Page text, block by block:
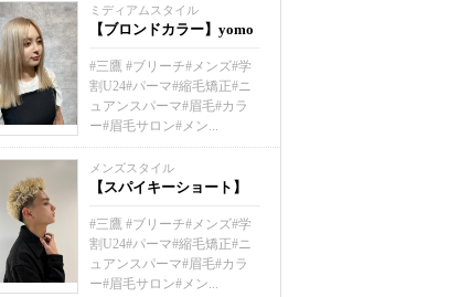
ミディアムスタイル
【ブロンドカラー】yomo
#三鷹 #ブリーチ#メンズ#学
割U24#パーマ#縮毛矯正#ニ
ュアンスパーマ#眉毛#カラ
ー#眉毛サロン#メン...
メンズスタイル
【スパイキーショート】
#三鷹 #ブリーチ#メンズ#学
割U24#パーマ#縮毛矯正#ニ
ュアンスパーマ#眉毛#カラ
ー#眉毛サロン#メン...